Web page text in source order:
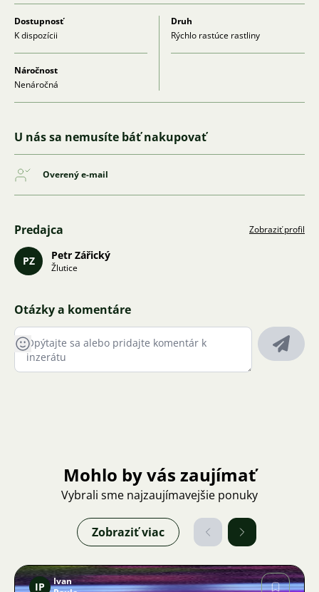
Dostupnosť
K dispozícii
Druh
Rýchlo rastúce rastliny
Náročnost
Nenáročná
U nás sa nemusíte báť nakupovať
Overený e-mail
Predajca Zobraziť profil
PZ Petr Zářický
Žlutice
Otázky a komentáre
Mohlo by vás zaujímať
Vybrali sme najzaujímavejšie ponuky
Zobraziť viac
IP
Ivan